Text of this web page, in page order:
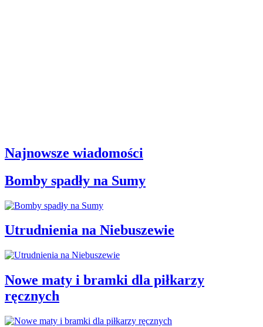
Najnowsze wiadomości
Bomby spadły na Sumy
Utrudnienia na Niebuszewie
Nowe maty i bramki dla piłkarzy
ręcznych